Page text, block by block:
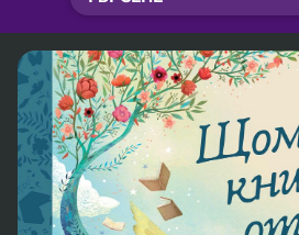
Какво ново?
Рубрики с
Детско радио
Чуйте
Новините на детски